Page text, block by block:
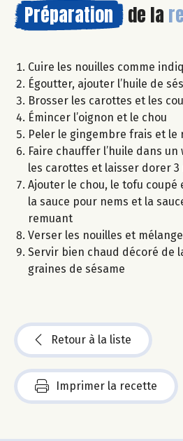
Préparation de la
Cuire les nouilles comme
Égoutter, ajouter l’huile de
Brosser les carottes et les
Émincer l’oignon et le chou
Peler le gingembre frais et le
Faire chauffer l’huile dans
les carottes et laisser dorer 3
Ajouter le chou, le tofu coupé
la sauce pour nems et la
remuant
Verser les nouilles et
Servir bien chaud décoré de
graines de sésame
Retour à la liste
Imprimer la recette